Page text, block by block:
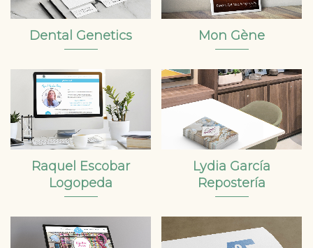
Dental Genetics Mon Gène
Raquel Escobar
Logopeda
Lydia García
Repostería